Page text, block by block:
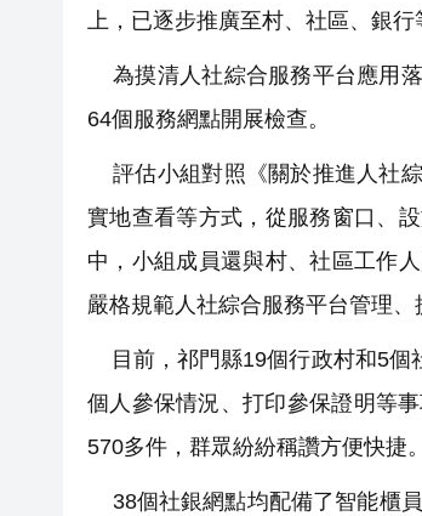
上，已逐步推廣至村、社區、銀行
為摸清人社綜合服務平台應用
64個服務網點開展檢查。
評估小組對照《關於推進人社綜
實地查看等方式，從服務窗口、
中，小組成員還與村、社區工作
嚴格規範人社綜合服務平台管理、
目前，祁門縣19個行政村和5個
個人參保情況、打印參保證明等
570多件，群眾紛紛稱讚方便快捷。
38個社銀網點均配備了智能櫃員